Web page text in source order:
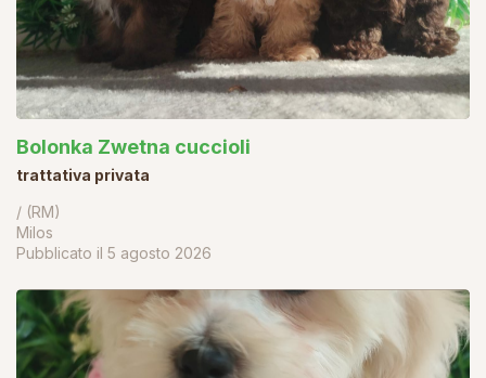
Bolonka Zwetna cuccioli
trattativa privata
/ (RM)
Milos
Pubblicato il 5 agosto 2026